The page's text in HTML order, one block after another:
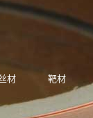
材 靶材